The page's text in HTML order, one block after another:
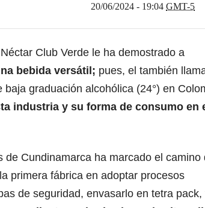
20/06/2024 - 19:04 GMT-5
Club Verde le ha demostrado a
bebida versátil; pues, el también
baja graduación alcohólica (24°) en
industria y su forma de consumo en
Cundinamarca ha marcado el camino
primera fábrica en adoptar procesos
de seguridad, envasarlo en tetra pack,